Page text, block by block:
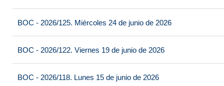
BOC - 2026/125. Miércoles 24 de junio de 2026
BOC - 2026/122. Viernes 19 de junio de 2026
BOC - 2026/118. Lunes 15 de junio de 2026